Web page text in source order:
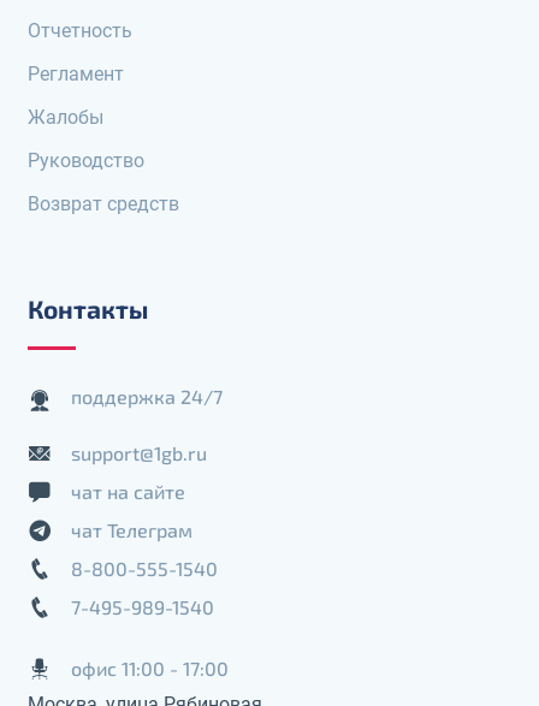
Отчетность
Регламент
Жалобы
Руководство
Возврат средств
Контакты
поддержка 24/7
support@1gb.ru
чат на сайте
чат Телеграм
8-800-555-1540
7-495-989-1540
офис 11:00 - 17:00